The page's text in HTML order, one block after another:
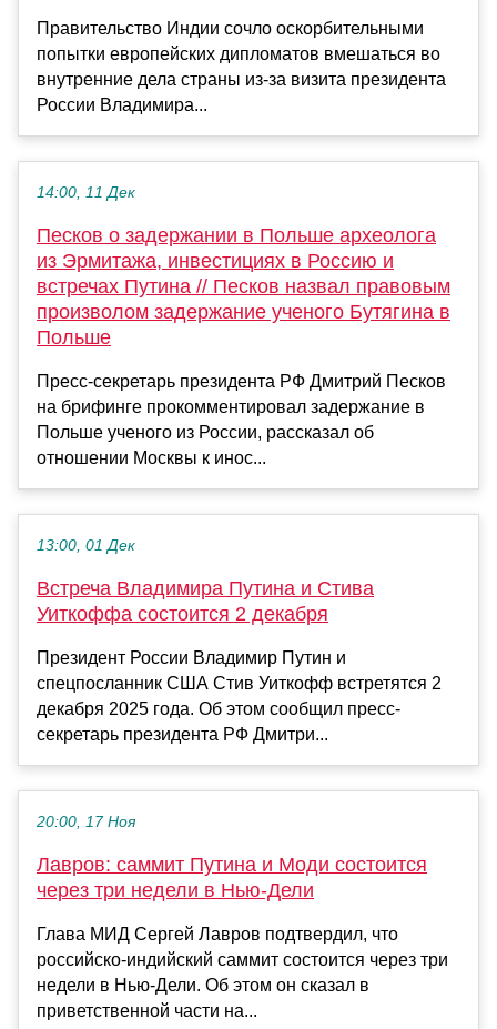
Правительство Индии сочло оскорбительными
попытки европейских дипломатов вмешаться во
внутренние дела страны из-за визита президента
России Владимира...
14:00, 11 Дек
Песков о задержании в Польше археолога
из Эрмитажа, инвестициях в Россию и
встречах Путина // Песков назвал правовым
произволом задержание ученого Бутягина в
Польше
Пресс-секретарь президента РФ Дмитрий Песков
на брифинге прокомментировал задержание в
Польше ученого из России, рассказал об
отношении Москвы к инос...
13:00, 01 Дек
Встреча Владимира Путина и Стива
Уиткоффа состоится 2 декабря
Президент России Владимир Путин и
спецпосланник США Стив Уиткофф встретятся 2
декабря 2025 года. Об этом сообщил пресс-
секретарь президента РФ Дмитри...
20:00, 17 Ноя
Лавров: саммит Путина и Моди состоится
через три недели в Нью-Дели
Глава МИД Сергей Лавров подтвердил, что
российско-индийский саммит состоится через три
недели в Нью-Дели. Об этом он сказал в
приветственной части на...